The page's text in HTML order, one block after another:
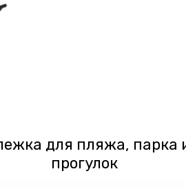
для пляжа, парка
прогулок